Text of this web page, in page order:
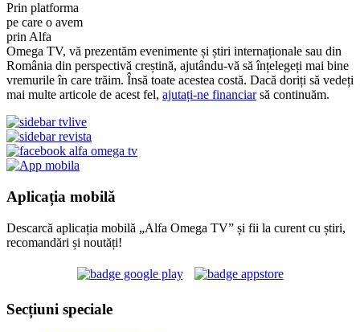
Prin platforma
pe care o avem
prin Alfa
Omega TV, vă prezentăm evenimente și știri internaționale sau din
România din perspectivă creștină, ajutându-vă să înțelegeți mai bine
vremurile în care trăim. Însă toate acestea costă. Dacă doriți să vedeți
mai multe articole de acest fel, ajutați-ne financiarsă continuăm.
Aplicația mobilă
Descarcă aplicația mobilă „Alfa Omega TV” și fii la curent cu știri,
recomandări și noutăți!
Secțiuni speciale